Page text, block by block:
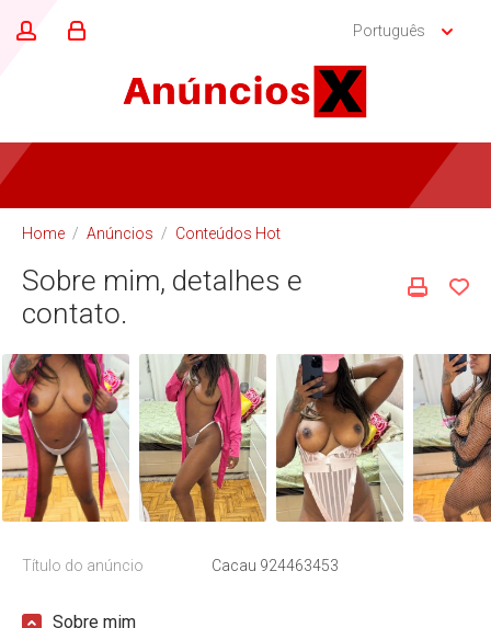
Português
Home / Anúncios / Conteúdos Hot
Sobre mim, detalhes e
contato.
Título do anúncio Cacau 924463453
Sobre mim